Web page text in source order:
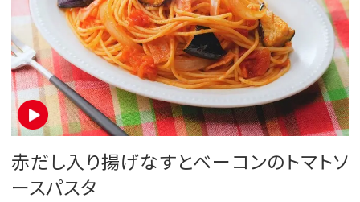
赤だし入り揚げなすとベーコンのトマトソ
ースパスタ